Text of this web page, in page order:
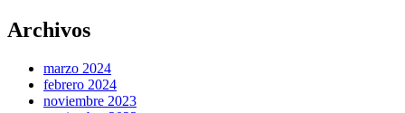
Archivos
marzo 2024
febrero 2024
noviembre 2023